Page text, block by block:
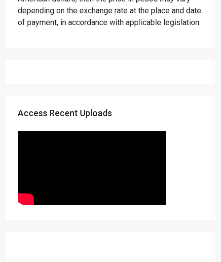
depending on the exchange rate at the place and date
of payment, in accordance with applicable legislation.
Access Recent Uploads